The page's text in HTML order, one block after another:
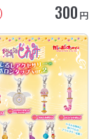
300 円